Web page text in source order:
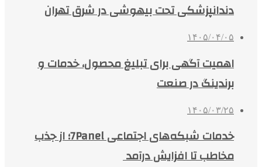
دندانپزشکی تحت بیهوشی در شرق تهران
۱۴۰۵/۰۴/۰۵
اهمیت آگهی برای تبلیغ محصول، خدمات و
برندینگ در صنعت
۱۴۰۵/۰۳/۲۵
خدمات شبکه‌های اجتماعی 7Panel؛ از جذب
مخاطب تا افزایش درآمد